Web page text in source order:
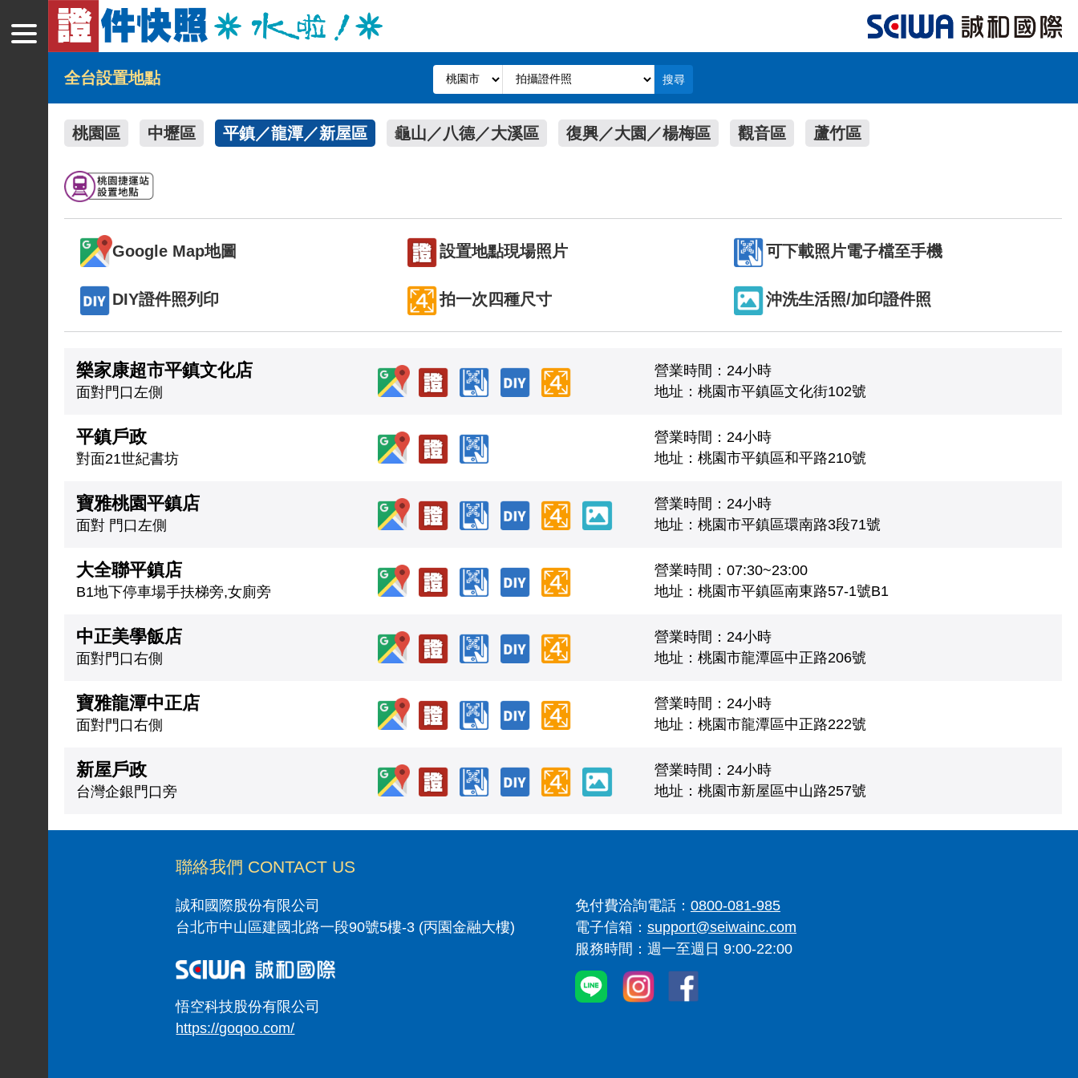
全台設置地點 搜尋
桃園區 中壢區 平鎮／龍潭／新屋區 龜山／八德／大溪區 復興／大園／楊梅區 觀音區 蘆竹區
Google Map地圖 設置地點現場照片 可下載照片電子檔至手機
DIY證件照列印 拍一次四種尺寸 沖洗生活照/加印證件照
樂家康超市平鎮文化店
面對門口左側
營業時間：24小時
地址：桃園市平鎮區文化街102號
平鎮戶政
對面21世紀書坊
營業時間：24小時
地址：桃園市平鎮區和平路210號
寶雅桃園平鎮店
面對 門口左側
營業時間：24小時
地址：桃園市平鎮區環南路3段71號
大全聯平鎮店
B1地下停車場手扶梯旁,女廁旁
營業時間：07:30~23:00
地址：桃園市平鎮區南東路57-1號B1
中正美學飯店
面對門口右側
營業時間：24小時
地址：桃園市龍潭區中正路206號
寶雅龍潭中正店
面對門口右側
營業時間：24小時
地址：桃園市龍潭區中正路222號
新屋戶政
台灣企銀門口旁
營業時間：24小時
地址：桃園市新屋區中山路257號
聯絡我們 CONTACT US
誠和國際股份有限公司
台北市中山區建國北路一段90號5樓-3 (丙園金融大樓)
免付費洽詢電話： 0800-081-985
電子信箱： support@seiwainc.com
服務時間：週一至週日 9:00-22:00
悟空科技股份有限公司
https://goqoo.com/